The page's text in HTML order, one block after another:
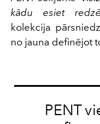
kādu esiet
kolekcija
no jauna definējot
PENT